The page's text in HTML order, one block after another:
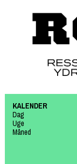
KALENDER
Dag
Uge
Måned